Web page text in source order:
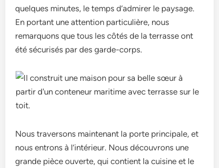
quelques minutes, le temps d’admirer le paysage.
En portant une attention particulière, nous
remarquons que tous les côtés de la terrasse ont
été sécurisés par des garde-corps.
Nous traversons maintenant la porte principale, et
nous entrons à l’intérieur. Nous découvrons une
grande pièce ouverte, qui contient la cuisine et le